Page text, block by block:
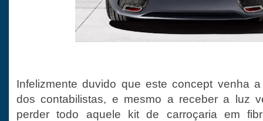
Infelizmente duvido que este concept venha
dos contabilistas, e mesmo a receber a luz
perder todo aquele kit de carroçaria em